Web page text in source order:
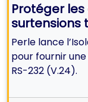
Protéger
surtensions
Perle lance
pour fournir
RS-232 (V.24).